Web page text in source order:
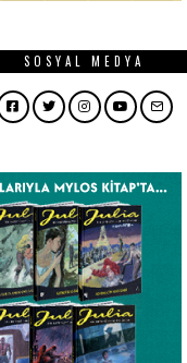
SOSYAL MEDYA
Facebook
TwitterInstagram
YouTubeEmail